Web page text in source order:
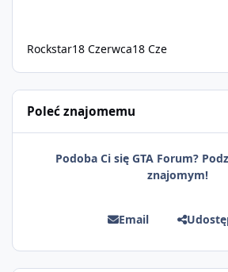
Rockstar18 Czerwca18 Cze
Poleć znajomemu
Podoba Ci się GTA Forum?
znajomym!
Email